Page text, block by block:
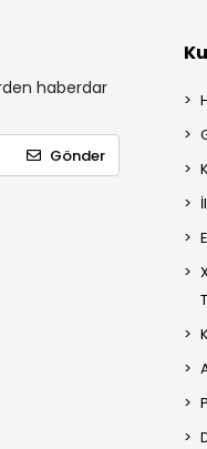
haberdar
Gönder